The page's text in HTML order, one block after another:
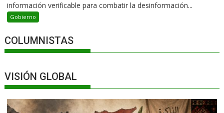
información verificable para combatir la desinformación...
Gobierno
COLUMNISTAS
VISIÓN GLOBAL